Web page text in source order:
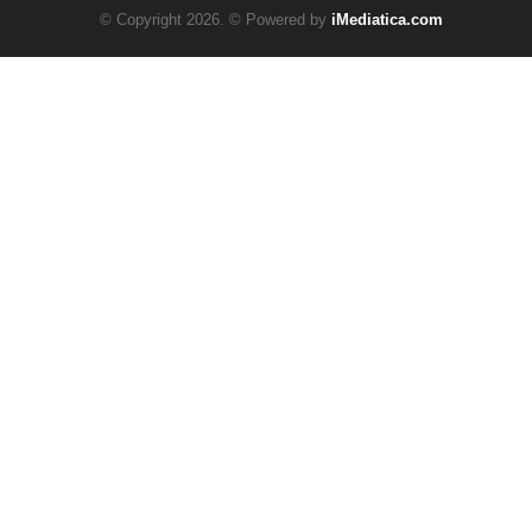
© Copyright 2026. © Powered by iMediatica.com